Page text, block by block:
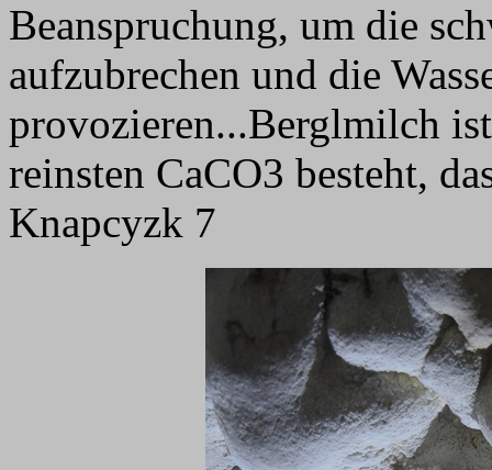
Beanspruchung, um die
aufzubrechen und die
provozieren...Berglmilch
reinsten CaCO3 besteht,
Knapcyzk 7